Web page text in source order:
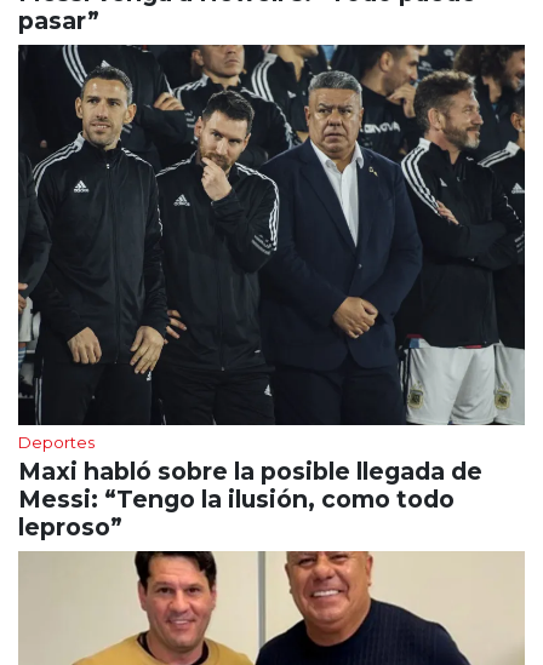
pasar”
Deportes
Maxi habló sobre la posible llegada de
Messi: “Tengo la ilusión, como todo
leproso”